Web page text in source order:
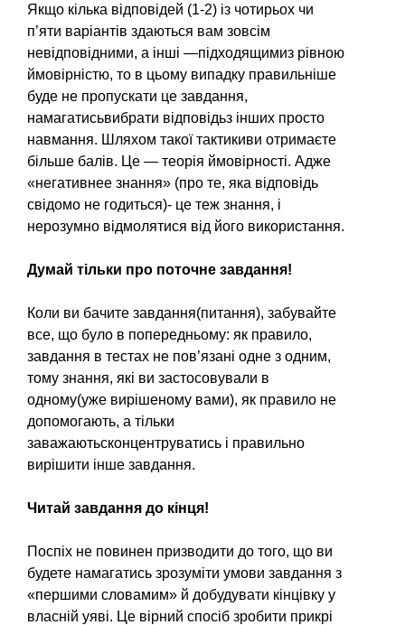
Якщо кілька відповідей (1-2) із чотирьох чи
п’яти варіантів здаються вам зовсім
невідповідними, а інші —підходящимиз рівною
ймовірністю, то в цьому випадку правильніше
буде не пропускати це завдання,
намагатисьвибрати відповідьз інших просто
навмання. Шляхом такої тактикиви отримаєте
більше балів. Це — теорія ймовірності. Адже
«негативнее знання» (про те, яка відповідь
свідомо не годиться)- це теж знання, і
нерозумно відмолятися від його використання.
Думай тільки про поточне завдання!
Коли ви бачите завдання(питання), забувайте
все, що було в попередньому: як правило,
завдання в тестах не пов’язані одне з одним,
тому знання, які ви застосовували в
одному(уже вирішеному вами), як правило не
допомогають, а тільки
заважаютьсконцентруватись і правильно
вирішити інше завдання.
Читай завдання до кінця!
Поспіх не повинен призводити до того, що ви
будете намагатись зрозуміти умови завдання з
«першими словамим» й добудувати кінцівку у
власній уяві. Це вірний спосіб зробити прикрі